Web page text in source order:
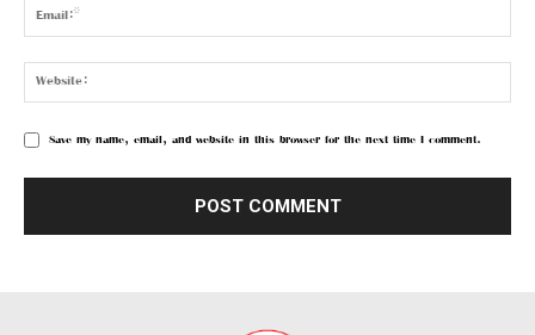
Save my name, email, and website in this browser for the next time I comment.